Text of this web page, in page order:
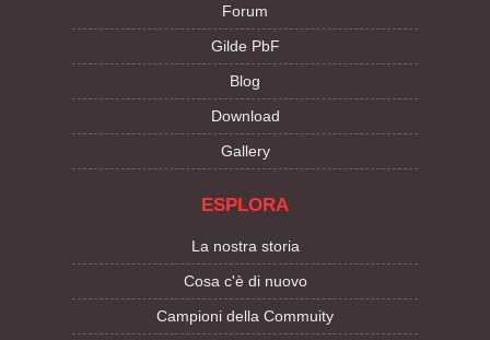
Forum
Gilde PbF
Blog
Download
Gallery
ESPLORA
La nostra storia
Cosa c'è di nuovo
Campioni della Commuity